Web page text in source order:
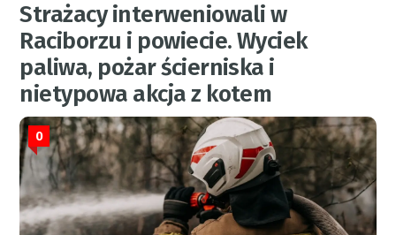
Strażacy interweniowali w
Raciborzu i powiecie. Wyciek
paliwa, pożar ścierniska i
nietypowa akcja z kotem
0